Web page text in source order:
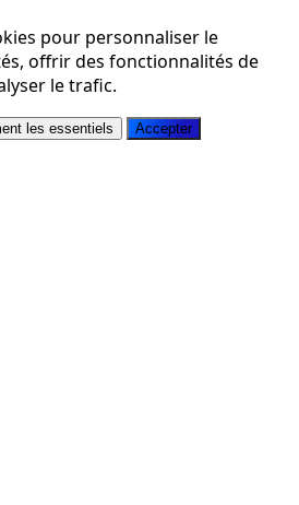
pour personnaliser le
offrir des fonctionnalités de
le trafic.
les essentiels Accepter